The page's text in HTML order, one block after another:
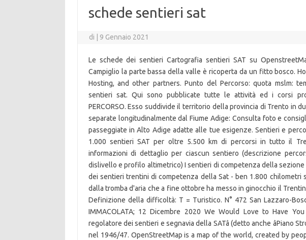
schede sentieri sat
di 9 Gennaio 2021
Le schede dei sentieri Cartografia sentieri SAT su
Campiglio la parte bassa della valle è ricoperta da un fitto bosco.
Hosting, and other partners. Punto del Percorso: quota mslm:
sentieri sat. Qui sono pubblicate tutte le attività ed i corsi
PERCORSO. Esso suddivide il territorio della provincia di Trento in
separate longitudinalmente dal Fiume Adige: Consulta foto e
passeggiate in Alto Adige adatte alle tue esigenze. Sentieri e
1.000 sentieri SAT per oltre 5.500 km di percorsi in tutto il
informazioni di dettaglio per ciascun sentiero (descrizione
dislivello e profilo altimetrico) I sentieri di competenza della sezione
dei sentieri trentini di competenza della Sat - ben 1.800 chilometri
dalla tromba d'aria che a fine ottobre ha messo in ginocchio il
Definizione della difficoltà: T = Turistico. N° 472 San Lazzaro-
IMMACOLATA; 12 Dicembre 2020 We Would Love to Have You
regolatore dei sentieri e segnavia della SATâ (detto anche âPiano
nel 1946/47. OpenStreetMap is a map of the world, created by